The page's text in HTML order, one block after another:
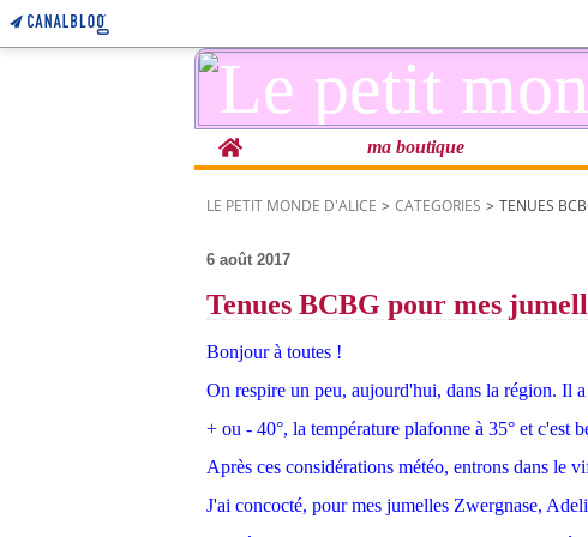
Home ma boutique
LE PETIT MONDE D'ALICE > CATEGORIES > TENUES
6 août 2017
Tenues BCBG pour mes
Bonjour à toutes !
On respire un peu, aujourd'hui, dans la région. Il
+ ou - 40°, la température plafonne à 35° et c'est
Après ces considérations météo, entrons dans le
J'ai concocté, pour mes jumelles Zwergnase,